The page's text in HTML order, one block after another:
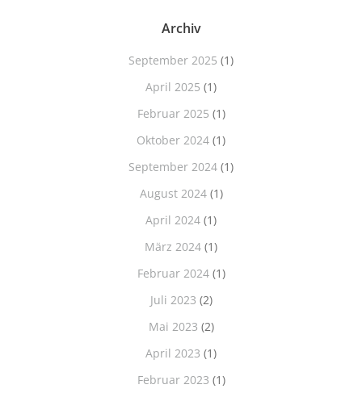
Archiv
September 2025 (1)
April 2025 (1)
Februar 2025 (1)
Oktober 2024 (1)
September 2024 (1)
August 2024(1)
April 2024 (1)
März 2024 (1)
Februar 2024(1)
Juli 2023 (2)
Mai 2023 (2)
April 2023 (1)
Februar 2023 (1)